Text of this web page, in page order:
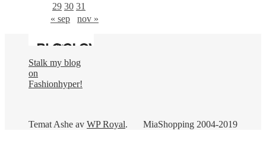
29 30 31
« sep
nov »
Stalk my blog
on
Fashionhyper!
MiaShopping 2004-2019
Temat Ashe av WP Royal.